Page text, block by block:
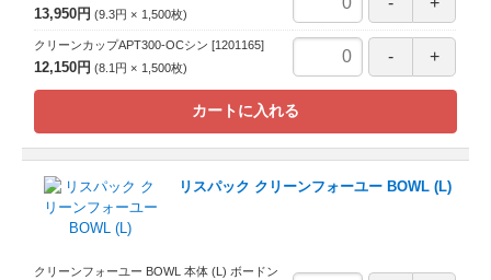
13,950円 9.3円 1,500枚
クリーンカップAPT300-OCシン [1201165]
12,150円 8.1円 1,500枚
カートに入れる
リスパック クリーンフォーユー BOWL (L)
クリーンフォーユー BOWL 本体 (L) ボードン